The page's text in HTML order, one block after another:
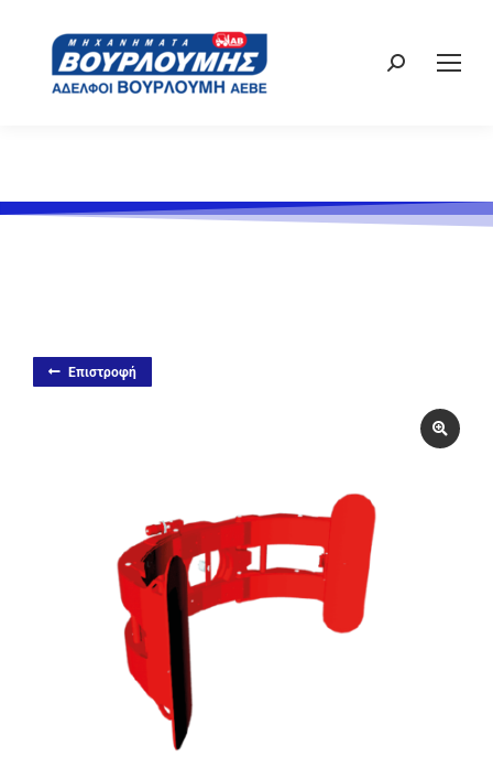
Επιστροφή